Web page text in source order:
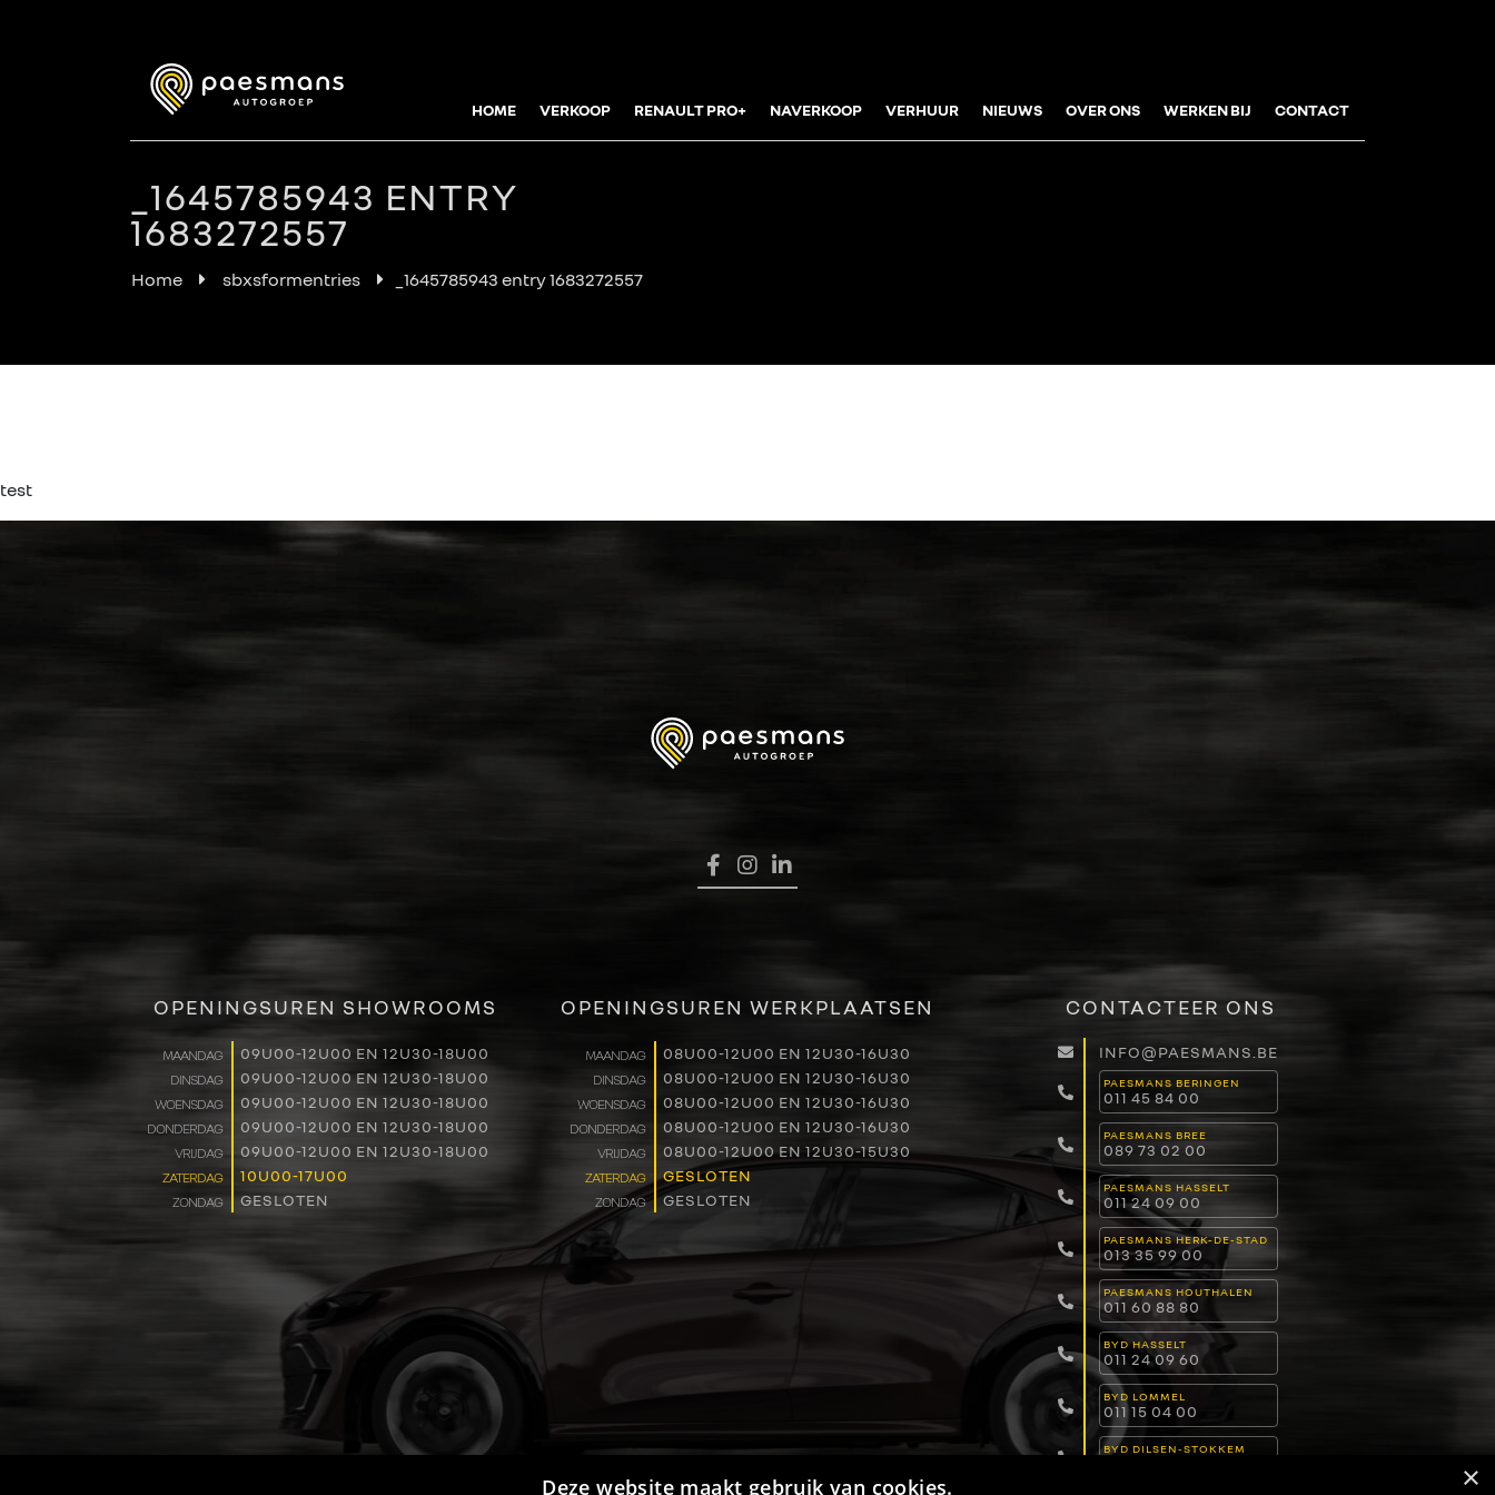
HOME VERKOOP RENAULT PRO+ NAVERKOOP VERHUUR NIEUWS OVER ONS WERKEN BIJ CONTACT
RENAULT PRO+
VERHUUR
CONTACT
_1645785943 ENTRY
1683272557
Home sbxsformentries _1645785943 entry 1683272557
test
OPENINGSUREN SHOWROOMS
MAANDAG 09U00-12U00 EN 12U30-18U00
DINSDAG 09U00-12U00 EN 12U30-18U00
WOENSDAG 09U00-12U00 EN 12U30-18U00
DONDERDAG 09U00-12U00 EN 12U30-18U00
VRIJDAG 09U00-12U00 EN 12U30-18U00
ZATERDAG 10U00-17U00
ZONDAG GESLOTEN
OPENINGSUREN WERKPLAATSEN
MAANDAG 08U00-12U00 EN 12U30-16U30
DINSDAG 08U00-12U00 EN 12U30-16U30
WOENSDAG 08U00-12U00 EN 12U30-16U30
DONDERDAG 08U00-12U00 EN 12U30-16U30
VRIJDAG 08U00-12U00 EN 12U30-15U30
ZATERDAG GESLOTEN
ZONDAG GESLOTEN
CONTACTEER ONS
INFO@PAESMANS.BE
PAESMANS BERINGEN
011 45 84 00
PAESMANS BREE
089 73 02 00
PAESMANS HASSELT
011 24 09 00
PAESMANS HERK-DE-STAD
013 35 99 00
PAESMANS HOUTHALEN
011 60 88 80
BYD HASSELT
011 24 09 60
BYD LOMMEL
011 15 04 00
BYD DILSEN-STOKKEM
×
Deze website maakt gebruik van cookies.